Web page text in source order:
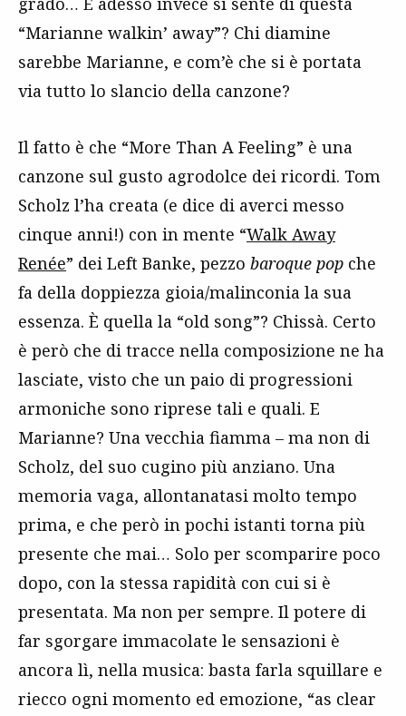
“Marianne walkin’ away”? Chi diamine
sarebbe Marianne, e com’è che si è portata
via tutto lo slancio della canzone?
Il fatto è che “More Than A Feeling” è una
canzone sul gusto agrodolce dei ricordi. Tom
Scholz l’ha creata (e dice di averci messo
cinque anni!) con in mente “Walk Away
Renée” dei Left Banke, pezzo baroque pop che
fa della doppiezza gioia/malinconia la sua
essenza. È quella la “old song”? Chissà. Certo
è però che di tracce nella composizione ne ha
lasciate, visto che un paio di progressioni
armoniche sono riprese tali e quali. E
Marianne? Una vecchia fiamma – ma non di
Scholz, del suo cugino più anziano. Una
memoria vaga, allontanatasi molto tempo
prima, e che però in pochi istanti torna più
presente che mai… Solo per scomparire poco
dopo, con la stessa rapidità con cui si è
presentata. Ma non per sempre. Il potere di
far sgorgare immacolate le sensazioni è
ancora lì, nella musica: basta farla squillare e
riecco ogni momento ed emozione, “as clear